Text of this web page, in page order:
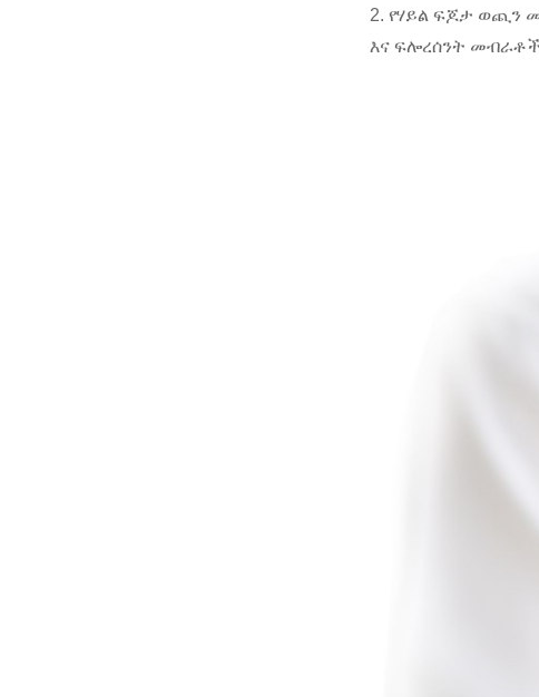
2. የሃይል ፍጆታ ወጪን
እና ፍሎረሰንት